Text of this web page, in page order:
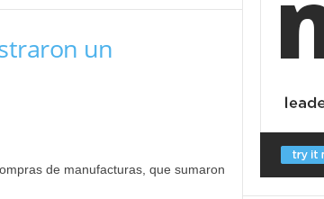
un
de manufacturas, que sumaron